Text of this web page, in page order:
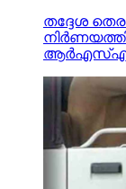
തദ്ദേശ